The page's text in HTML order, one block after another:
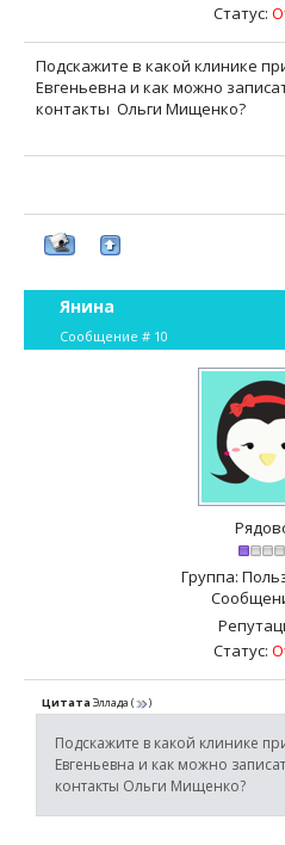
Статус:
Подскажите в какой клинике
Евгеньевна и как можно
контакты Ольги Мищенко?
Янина
Сообщение # 10
Группа:
Статус:
ЦитатаЭллада ( )
Подскажите в какой клинике
Евгеньевна и как можно
контакты Ольги Мищенко?